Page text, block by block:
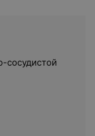
сосудистой